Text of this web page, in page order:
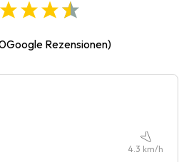
Google Rezensionen)
4.3 km/h